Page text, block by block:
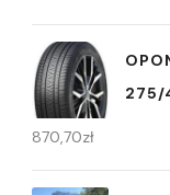
275/
870,70zł